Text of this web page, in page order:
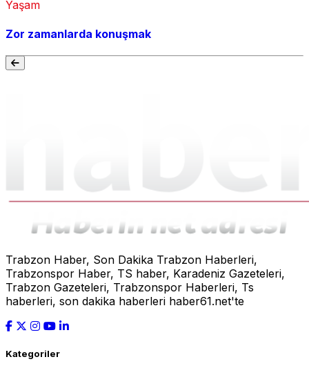
Yaşam
Zor zamanlarda konuşmak
Trabzon Haber, Son Dakika Trabzon Haberleri,
Trabzonspor Haber, TS haber, Karadeniz Gazeteleri,
Trabzon Gazeteleri, Trabzonspor Haberleri, Ts
haberleri, son dakika haberleri haber61.net'te
Kategoriler